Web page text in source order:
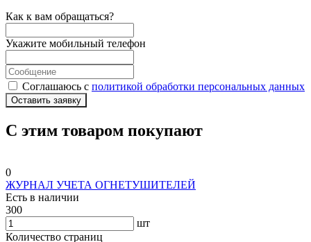
Как к вам обращаться?
Укажите мобильный телефон
Соглашаюсь с политикой обработки персональных данных
Оставить заявку
С этим товаром покупают
0
ЖУРНАЛ УЧЕТА ОГНЕТУШИТЕЛЕЙ
Есть в наличии
300
шт
Количество страниц